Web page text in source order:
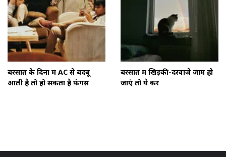
बरसात के दिनों में AC से बदबू
आती है तो हो सकता है फंगस
बरसात में खिड़की-दरवाजे जाम हो
जाएं तो ये करें